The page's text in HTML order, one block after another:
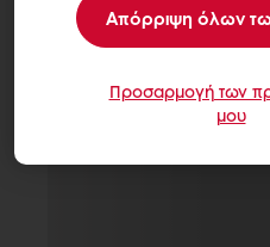
Aπόρριψη όλων
Προσαρμογή των
μου